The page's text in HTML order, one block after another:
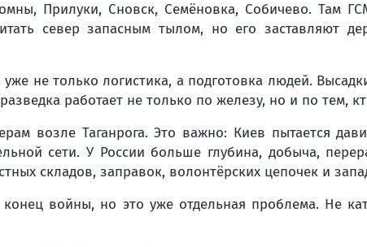
Прилуки, Сновск, Семёновка, Собичево. Там
север запасным тылом, но его заставляют
не только логистика, а подготовка людей.
работает не только по железу, но и по тем,
возле Таганрога. Это важно: Киев пытается
сети. У России больше глубина, добыча,
складов, заправок, волонтёрских цепочек и
войны, но это уже отдельная проблема. Не